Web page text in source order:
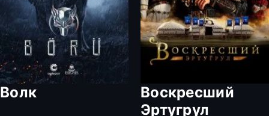
Волк
Воскресший
Эртугрул